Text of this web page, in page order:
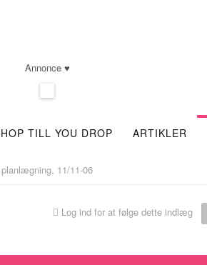
Annonce ♥
TILL YOU DROP ARTIKLER
11/11-06
Log ind for at følge dette indlæg